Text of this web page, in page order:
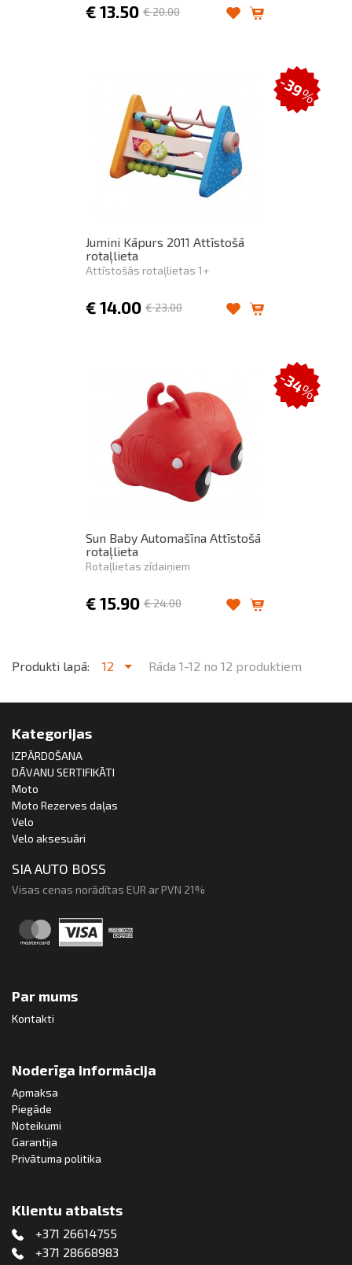
€ 13.50 €20.00
Jumini Kāpurs 2011 Attīstošā
rotaļlieta
Attīstošās rotaļlietas 1+
€ 14.00 €23.00
-39%
Sun Baby Automašīna Attīstošā
rotaļlieta
Rotaļlietas zīdaiņiem
€ 15.90 €24.00
-34%
Produkti lapā: 12 Rāda 1-12 no 12 produktiem
Kategorijas
IZPĀRDOŠANA
DĀVANU SERTIFIKĀTI
Moto
Moto Rezerves daļas
Velo
Velo aksesuāri
SIA AUTO BOSS
Visas cenas norādītas EUR ar PVN 21%
Par mums
Kontakti
Noderīga informācija
Apmaksa
Piegāde
Noteikumi
Garantija
Privātuma politika
Klientu atbalsts
+371 26614755
+371 28668983